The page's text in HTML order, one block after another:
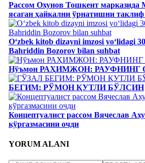
Рассом Охунов Тошкент
яcаган ҳайкални ўрнатишни
Oʻzbek kitob dizayni imzosi yoʻlidagi
Bahriddin Bozorov bilan suhbat
Нўъмон РАҲИМЖОН: РАУФНИНГ
БЕГИМ: РЎМОН ҚУТЛИ БЎЛСИН
Концептуалист рассом Вячеслав
кўргазмасини очди
YORUM ALANI